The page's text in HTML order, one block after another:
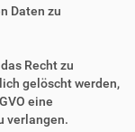
Daten zu
Recht zu
gelöscht werden,
eine
verlangen.